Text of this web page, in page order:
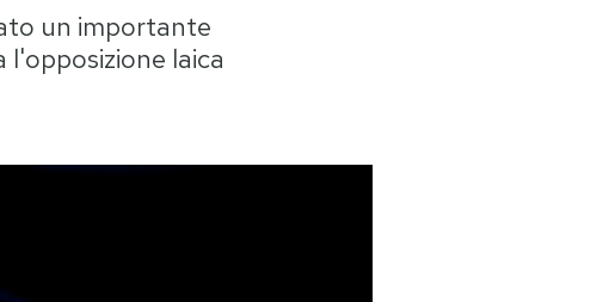
un importante
l'opposizione laica